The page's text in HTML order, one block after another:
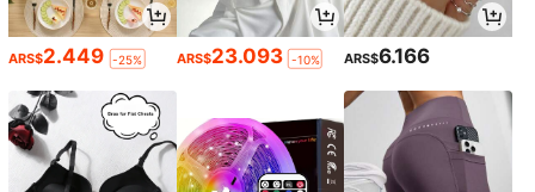
ARS$2.449 -25% ARS$23.093 -10% ARS$6.166